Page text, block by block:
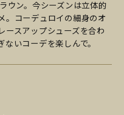
ウン。今シーズンは立体的
。コーデュロイの細身のオ
ースアップシューズを合わ
いコーデを楽しんで。